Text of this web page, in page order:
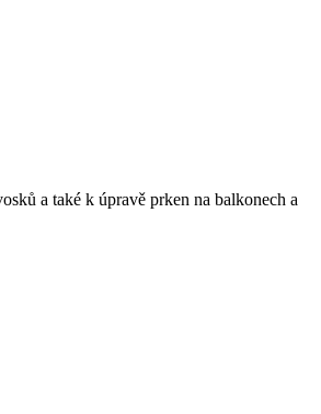
a také k úpravě prken na balkonech a